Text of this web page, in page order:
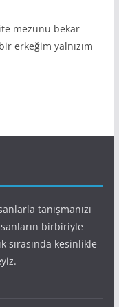
mezunu bekar
erkeğim yalnızım
tanışmanızı
birbiriyle
sırasında kesinlikle